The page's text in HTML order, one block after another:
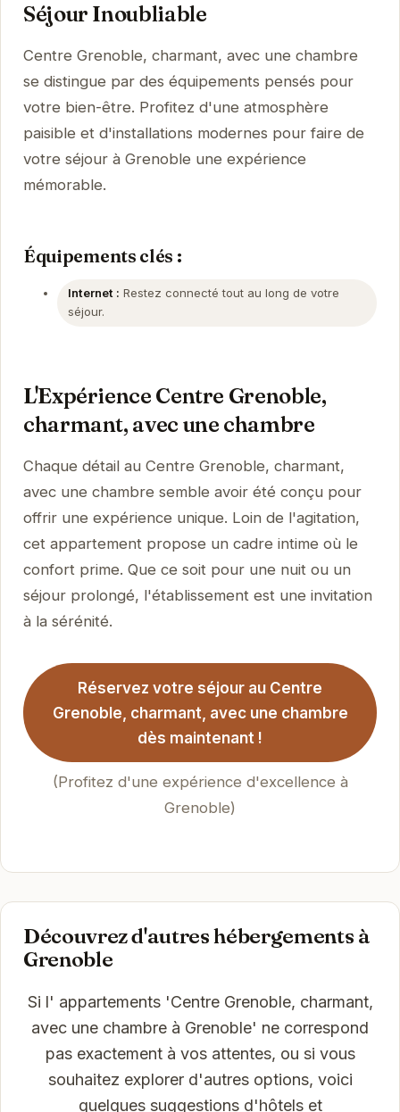
Séjour Inoubliable
Centre Grenoble, charmant, avec une chambre
se distingue par des équipements pensés pour
votre bien-être. Profitez d'une atmosphère
paisible et d'installations modernes pour faire de
votre séjour à Grenoble une expérience
mémorable.
Équipements clés :
Internet : Restez connecté tout au long de votre
séjour.
L'Expérience Centre Grenoble,
charmant, avec une chambre
Chaque détail au Centre Grenoble, charmant,
avec une chambre semble avoir été conçu pour
offrir une expérience unique. Loin de l'agitation,
cet appartement propose un cadre intime où le
confort prime. Que ce soit pour une nuit ou un
séjour prolongé, l'établissement est une invitation
à la sérénité.
Réservez votre séjour au Centre
Grenoble, charmant, avec une chambre
dès maintenant !
(Profitez d'une expérience d'excellence à
Grenoble)
Découvrez d'autres hébergements à
Grenoble
Si l' appartements 'Centre Grenoble, charmant,
avec une chambre à Grenoble' ne correspond
pas exactement à vos attentes, ou si vous
souhaitez explorer d'autres options, voici
quelques suggestions d'hôtels et